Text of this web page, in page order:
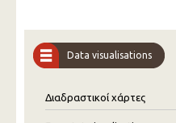
Data visualisations
Διαδραστικοί χάρτες